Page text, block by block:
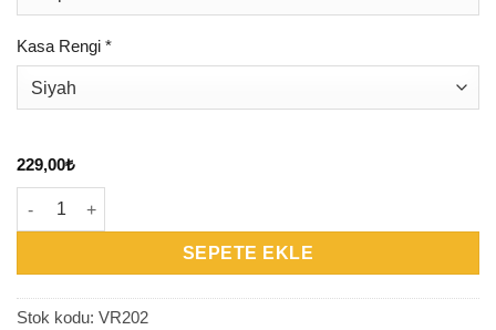
Kasa Rengi *
229,00₺
VR202 Sıva Altı Aydınlatma Armatürü adet
SEPETE EKLE
Stok kodu: VR202